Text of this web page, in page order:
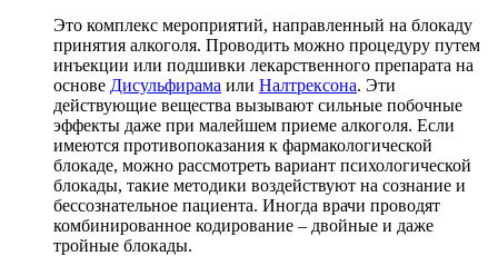
Это комплекс мероприятий, направленный на блокаду
принятия алкоголя. Проводить можно процедуру путем
инъекции или подшивки лекарственного препарата на
основе Дисульфирама или Налтрексона. Эти
действующие вещества вызывают сильные побочные
эффекты даже при малейшем приеме алкоголя. Если
имеются противопоказания к фармакологической
блокаде, можно рассмотреть вариант психологической
блокады, такие методики воздействуют на сознание и
бессознательное пациента. Иногда врачи проводят
комбинированное кодирование – двойные и даже
тройные блокады.